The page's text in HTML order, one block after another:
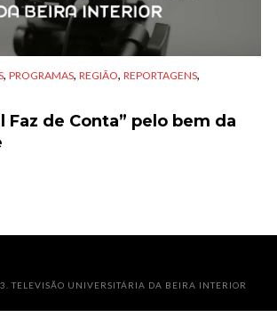
, PROGRAMAS, REGIÃO, REPORTAGENS,
Faz de Conta” pelo bem da
TELEVISÃO UNIVERSITÁRIA DA BEIRA INTERIOR